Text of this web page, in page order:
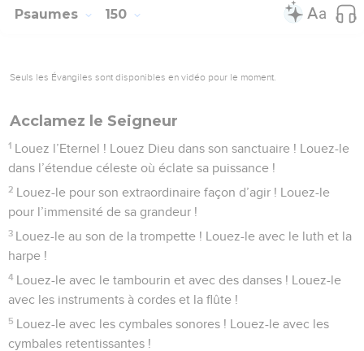
Psaumes 150
Seuls les Évangiles sont disponibles en vidéo pour le moment.
Acclamez le Seigneur
1 Louez l’Eternel ! Louez Dieu dans son sanctuaire ! Louez-le
dans l’étendue céleste où éclate sa puissance !
2 Louez-le pour son extraordinaire façon d’agir ! Louez-le
pour l’immensité de sa grandeur !
3 Louez-le au son de la trompette ! Louez-le avec le luth et la
harpe !
4 Louez-le avec le tambourin et avec des danses ! Louez-le
avec les instruments à cordes et la flûte !
5 Louez-le avec les cymbales sonores ! Louez-le avec les
cymbales retentissantes !